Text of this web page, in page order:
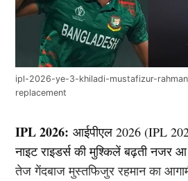
ipl-2026-ye-3-khiladi-mustafizur-
replacement
IPL 2026:आईपीएल 2026 (IPL
नाइट राइडर्स की मुश्किलें बढ़ती नजर
तेज गेंदबाज मुस्तफिजुर रहमान का